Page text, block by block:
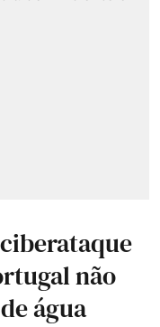
não
água